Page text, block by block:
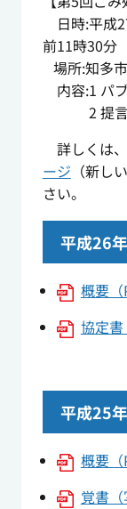
日時:平成
前11時30分
場所:知多
内容:1 パ
2 提言書
詳しくは、
ージ （新し
さい。
平成26
概要（
協定書
平成25
概要（
覚書（